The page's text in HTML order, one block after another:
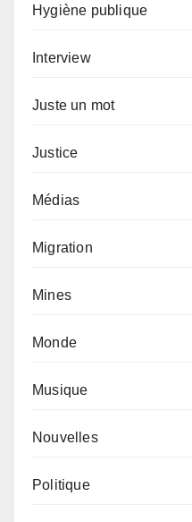
Hygiène publique
Interview
Juste un mot
Justice
Médias
Migration
Mines
Monde
Musique
Nouvelles
Politique